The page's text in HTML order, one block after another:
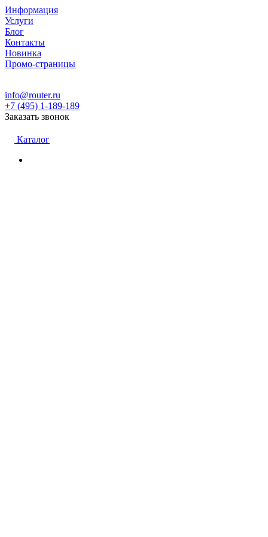
Информация
Услуги
Блог
Контакты
Новинка
Промо-страницы
info@router.ru
+7 (495) 1-189-189
Заказать звонок
Каталог